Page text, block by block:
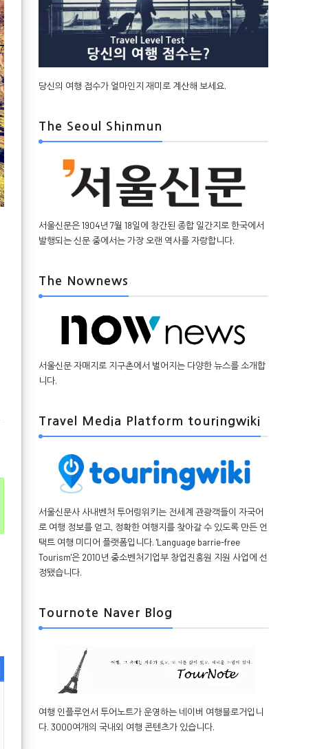
당신의 여행 점수가 얼마인지 재미로 계산해 보세요.
The Seoul Shinmun
서울신문은 1904년 7월 18일에 창간된 종합 일간지로 한국에서
발행되는 신문 중에서는 가장 오랜 역사를 자랑합니다.
The Nownews
서울신문 자매지로 지구촌에서 벌어지는 다양한 뉴스를 소개합
니다.
Travel Media Platform touringwiki
서울신문사 사내벤처 투어링위키는 전세계 관광객들이 자국어
로 여행 정보를 얻고, 정확한 여행지를 찾아갈 수 있도록 만든 언
택트 여행 미디어 플랫폼입니다. 'Language barrie-free
Tourism'은 2010년 중소벤처기업부 창업진흥원 지원 사업에 선
정됐습니다.
Tournote Naver Blog
여행 인플루언서 투어노트가 운영하는 네이버 여행블로거입니
다. 3000여개의 국내외 여행 콘텐츠가 있습니다.